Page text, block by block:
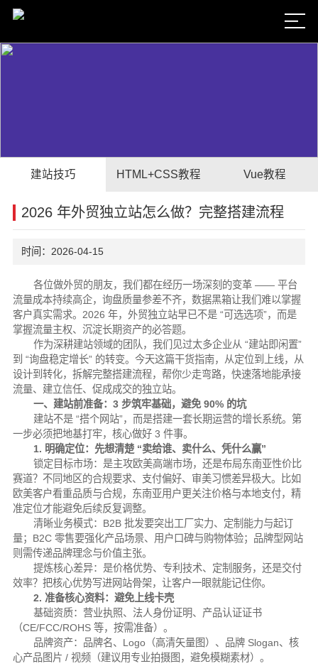
建站技巧 HTML+CSS教程 Vue教程
2026 年外贸独立站怎么做？完整搭建流程
时间：2026-04-15
各位做外贸的朋友，我们都在经历一场深刻的变革 —— 平台
流量成本持续高企，询盘质量参差不齐，数据黑箱让我们难以掌握
客户真实需求。2026 年，外贸独立站早已不是 “可选选项”，而是
掌握流量主权、沉淀长期资产的必答题。
作为深耕建站领域的团队，我们见过太多企业从 “建站即闲置”
到 “询盘稳定增长” 的转变。今天这篇干货指南，从定位到上线，从
设计到转化，拆解完整搭建流程，帮你少走弯路，快速落地能承接
流量、建立信任、促成成交的独立站。
一、建站前准备：3 步筑牢基础，避免 90% 的坑
建站不是 “搭个网站”，而是搭建一套长期运营的增长系统。第
一步必须把地基打牢，核心做好 3 件事。
1. 明确定位：先想清楚 “卖给谁、卖什么、凭什么赢”
锁定目标市场：是主攻欧美高端市场，还是布局东南亚性价比
赛道？不同地区的合规要求、支付偏好、审美习惯差异极大。比如
欧美客户看重品质与合规，东南亚用户更关注价格与本地支付，精
准定位才能避免后续反复调整。
清晰业务模式：B2B 批发要突出工厂实力、定制能力与起订
量；B2C 零售要强化产品场景、用户口碑与购物体验；品牌型网站
则需传递品牌理念与价值主张。
提炼核心差异：是价格优势、专利技术、定制服务，还是交付
效率？把核心优势写进网站骨架，让客户一眼就能记住你。
2. 准备核心资料：避免上线卡壳
基础资质：营业执照、法人身份证明、产品认证证书
（CE/FCC/ROHS 等，按需准备）。
品牌资产：品牌名、Logo（高清矢量图）、品牌 Slogan、核
心产品图片 / 视频（建议用专业拍摄图，避免模糊素材）。